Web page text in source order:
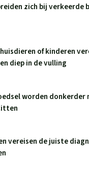
zich bij verkeerde
of kinderen
diep in de vulling
worden donkerder
vereisen de juiste